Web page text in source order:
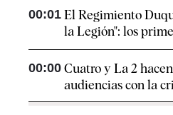
00:01 El Regimiento
la Legión": los
00:00 Cuatro y La 2
audiencias con la